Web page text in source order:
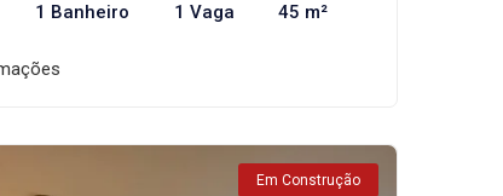
1 Banheiro 1 Vaga 45 m²
Em Construção